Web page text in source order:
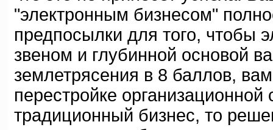
"электронным бизнесом"
предпосылки для того, чтобы
звеном и глубинной основой
землетрясения в 8 баллов,
перестройке
традиционный бизнес, то